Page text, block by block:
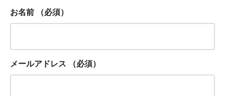
お名前 （必須）
メールアドレス （必須）